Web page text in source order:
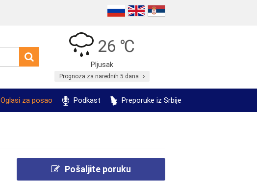
26 ℃
Pljusak
Prognoza za narednih 5 dana
Oglasi za posao Podkast Preporuke iz Srbije
Pošaljite poruku